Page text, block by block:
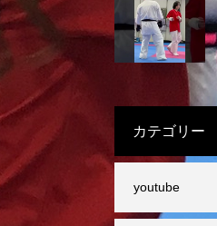
カテゴリー
youtube